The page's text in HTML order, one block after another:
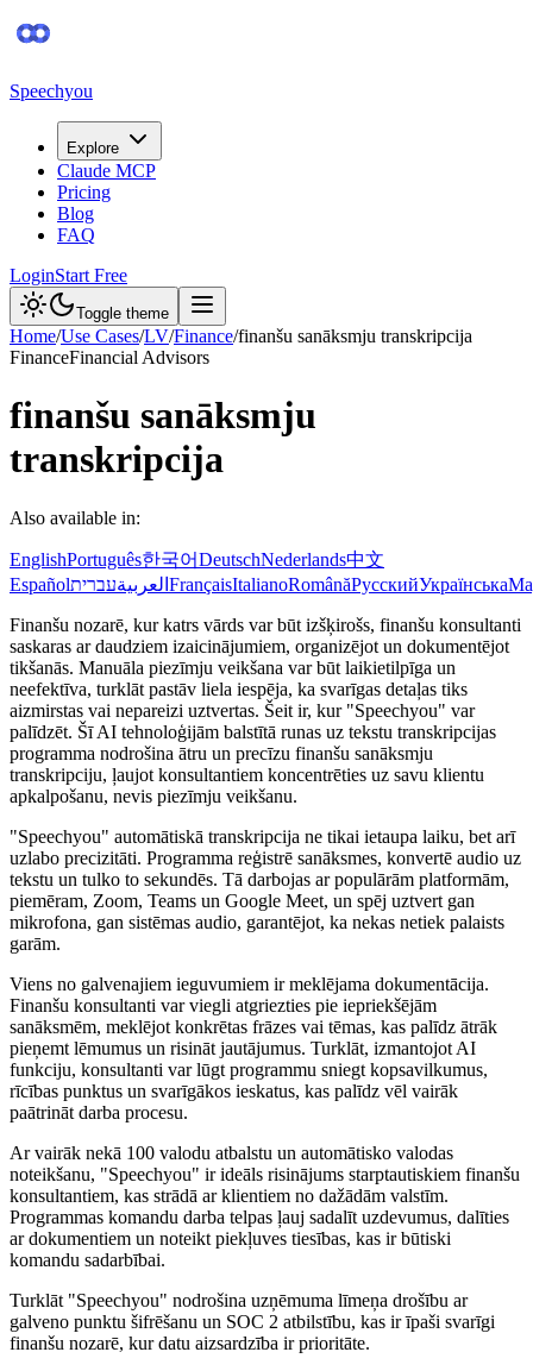
Speechyou
Explore
Claude MCP
Pricing
Blog
FAQ
LoginStart Free
Toggle theme
Home/Use Cases/LV/Finance/finanšu sanāksmju transkripcija
FinanceFinancial Advisors
finanšu sanāksmju
transkripcija
Also available in:
EnglishPortuguês한국어DeutschNederlands中文
Español
العربيةעברית FrançaisItalianoRomânăРусскийУкраїнська
Finanšu nozarē, kur katrs vārds var būt izšķirošs, finanšu konsultanti
saskaras ar daudziem izaicinājumiem, organizējot un dokumentējot
tikšanās. Manuāla piezīmju veikšana var būt laikietilpīga un
neefektīva, turklāt pastāv liela iespēja, ka svarīgas detaļas tiks
aizmirstas vai nepareizi uztvertas. Šeit ir, kur "Speechyou" var
palīdzēt. Šī AI tehnoloģijām balstītā runas uz tekstu transkripcijas
programma nodrošina ātru un precīzu finanšu sanāksmju
transkripciju, ļaujot konsultantiem koncentrēties uz savu klientu
apkalpošanu, nevis piezīmju veikšanu.
"Speechyou" automātiskā transkripcija ne tikai ietaupa laiku, bet arī
uzlabo precizitāti. Programma reģistrē sanāksmes, konvertē audio uz
tekstu un tulko to sekundēs. Tā darbojas ar populārām platformām,
piemēram, Zoom, Teams un Google Meet, un spēj uztvert gan
mikrofona, gan sistēmas audio, garantējot, ka nekas netiek palaists
garām.
Viens no galvenajiem ieguvumiem ir meklējama dokumentācija.
Finanšu konsultanti var viegli atgriezties pie iepriekšējām
sanāksmēm, meklējot konkrētas frāzes vai tēmas, kas palīdz ātrāk
pieņemt lēmumus un risināt jautājumus. Turklāt, izmantojot AI
funkciju, konsultanti var lūgt programmu sniegt kopsavilkumus,
rīcības punktus un svarīgākos ieskatus, kas palīdz vēl vairāk
paātrināt darba procesu.
Ar vairāk nekā 100 valodu atbalstu un automātisko valodas
noteikšanu, "Speechyou" ir ideāls risinājums starptautiskiem finanšu
konsultantiem, kas strādā ar klientiem no dažādām valstīm.
Programmas komandu darba telpas ļauj sadalīt uzdevumus, dalīties
ar dokumentiem un noteikt piekļuves tiesības, kas ir būtiski
komandu sadarbībai.
Turklāt "Speechyou" nodrošina uzņēmuma līmeņa drošību ar
galveno punktu šifrēšanu un SOC 2 atbilstību, kas ir īpaši svarīgi
finanšu nozarē, kur datu aizsardzība ir prioritāte.